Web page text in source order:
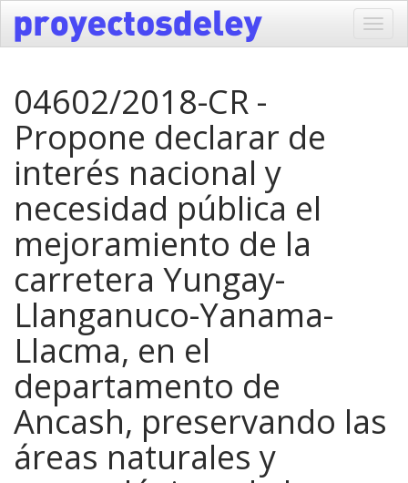
04602/2018-CR -
Propone declarar de
interés nacional y
necesidad pública el
mejoramiento de la
carretera Yungay-
Llanganuco-Yanama-
Llacma, en el
departamento de
Ancash, preservando las
áreas naturales y